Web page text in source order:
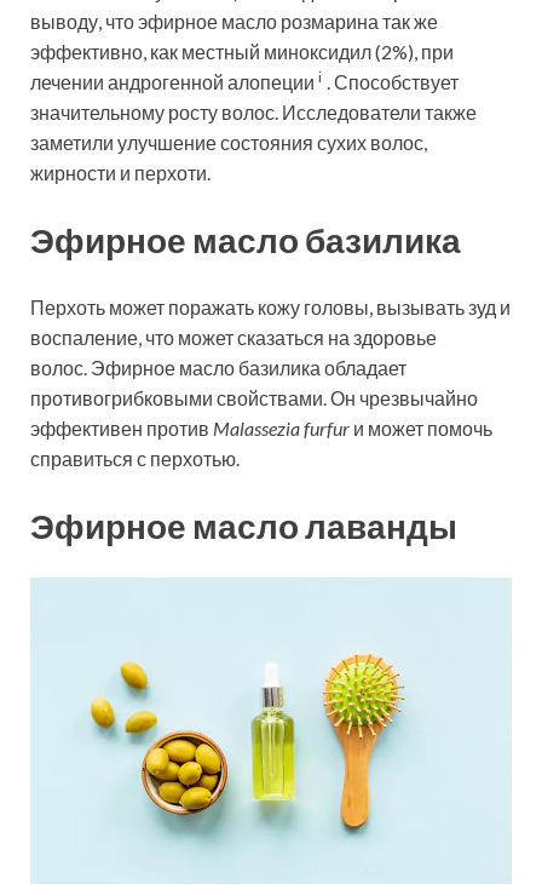
выводу, что эфирное масло розмарина так же
эффективно, как местный миноксидил (2%), при
лечении андрогенной алопеции i
. Способствует
значительному росту волос. Исследователи также
заметили улучшение состояния сухих волос,
жирности и перхоти.
Эфирное масло базилика
Перхоть может поражать кожу головы, вызывать зуд и
воспаление, что может сказаться на здоровье
волос. Эфирное масло базилика обладает
противогрибковыми свойствами. Он чрезвычайно
эффективен против Malassezia furfur и может помочь
справиться с перхотью.
Эфирное масло лаванды